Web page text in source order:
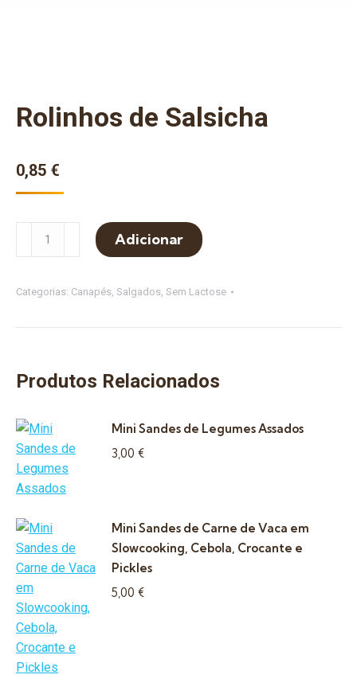
Rolinhos de Salsicha
0,85 €
Quantidade
de
Adicionar
Categorias: Canapés, Salgados, Sem Lactose
Produtos Relacionados
Mini Sandes de Legumes Assados
3,00 €
Mini Sandes de Carne de Vaca em
Slowcooking, Cebola, Crocante e
Pickles
5,00 €